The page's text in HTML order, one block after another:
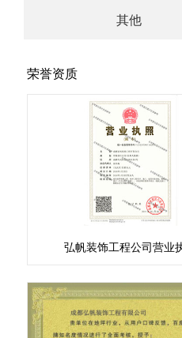
其他
荣誉资质
弘帆装饰工程公司营业